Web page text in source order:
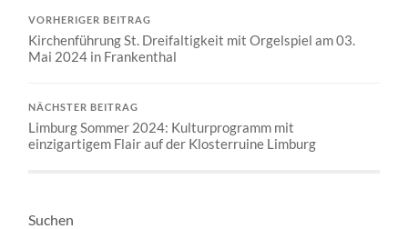
VORHERIGER BEITRAG
Kirchenführung St. Dreifaltigkeit mit Orgelspiel am 03.
Mai 2024 in Frankenthal
NÄCHSTER BEITRAG
Limburg Sommer 2024: Kulturprogramm mit
einzigartigem Flair auf der Klosterruine Limburg
Suchen